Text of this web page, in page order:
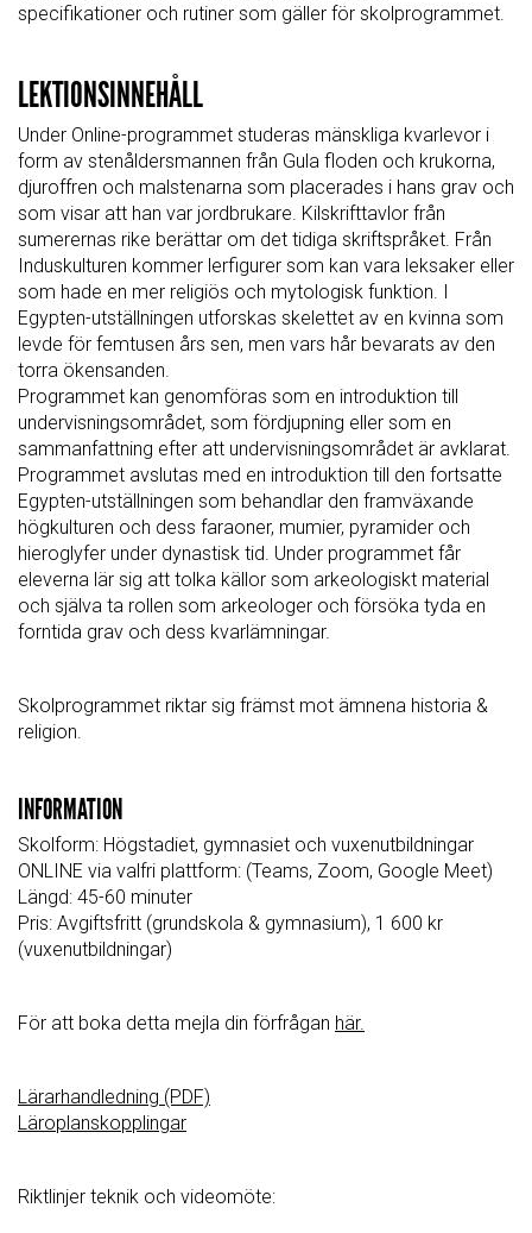
specifikationer och rutiner som gäller för skolprogrammet.
LEKTIONSINNEHÅLL
Under Online-programmet studeras mänskliga kvarlevor i
form av stenåldersmannen från Gula floden och krukorna,
djuroffren och malstenarna som placerades i hans grav och
som visar att han var jordbrukare. Kilskrifttavlor från
sumerernas rike berättar om det tidiga skriftspråket. Från
Induskulturen kommer lerfigurer som kan vara leksaker eller
som hade en mer religiös och mytologisk funktion. I
Egypten-utställningen utforskas skelettet av en kvinna som
levde för femtusen års sen, men vars hår bevarats av den
torra ökensanden.
Programmet kan genomföras som en introduktion till
undervisningsområdet, som fördjupning eller som en
sammanfattning efter att undervisningsområdet är avklarat.
Programmet avslutas med en introduktion till den fortsatte
Egypten-utställningen som behandlar den framväxande
högkulturen och dess faraoner, mumier, pyramider och
hieroglyfer under dynastisk tid. Under programmet får
eleverna lär sig att tolka källor som arkeologiskt material
och själva ta rollen som arkeologer och försöka tyda en
forntida grav och dess kvarlämningar.
Skolprogrammet riktar sig främst mot ämnena historia &
religion.
INFORMATION
Skolform: Högstadiet, gymnasiet och vuxenutbildningar
ONLINE via valfri plattform: (Teams, Zoom, Google Meet)
Längd: 45-60 minuter
Pris: Avgiftsfritt (grundskola & gymnasium), 1 600 kr
(vuxenutbildningar)
För att boka detta mejla din förfrågan här.
Lärarhandledning (PDF)
Läroplanskopplingar
Riktlinjer teknik och videomöte: